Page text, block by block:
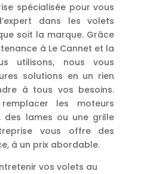
spécialisée pour vous
dans les volets
soit la marque. Grâce
à Le Cannet et la
utilisons, nous vous
solutions en un rien
à tous vos besoins.
les moteurs
des lames ou une grille
vous offre des
à un prix abordable.
vos volets au